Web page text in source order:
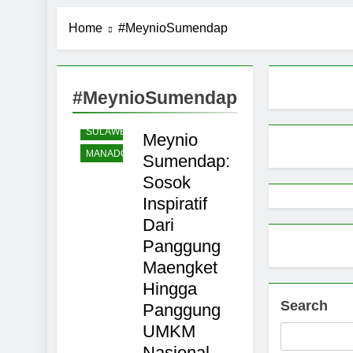
Pemprov
9 Months Ago
Home #MeynioSumendap
#MeynioSumendap
NASIONAL
BUDAYA
MINAHASA
UTARA
SULAWESI
MANADO
Meynio
Sumendap:
Sosok
Inspiratif
Dari
Panggung
Maengket
Hingga
Panggung
UMKM
Search